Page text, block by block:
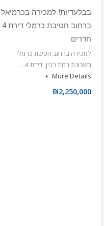
בבלעדיות! למכירה בכרמיאל
ברחוב חטיבת כרמלי דירת 4
חדרים
למכירה ברחוב חטיבת כרמלי
בשכונת רמת רבין, דירת 4…
More Details
₪2,250,000